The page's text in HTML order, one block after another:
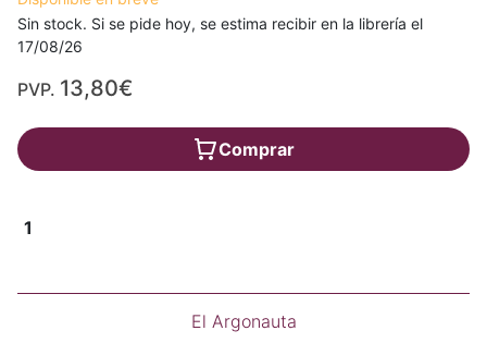
Sin stock. Si se pide hoy, se estima recibir en la librería el
17/08/26
PVP. 13,80€
Comprar
1
El Argonauta